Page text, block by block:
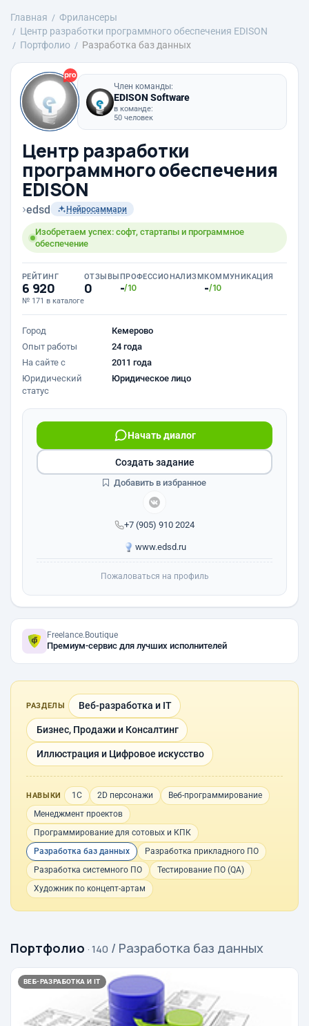
Главная
Фрилансеры
Центр разработки программного обеспечения EDISON
Портфолио
Разработка баз данных
Член команды:
EDISON Software
в команде:
50 человек
Центр разработки
программного обеспечения
EDISON
›edsd Нейросаммари
Изобретаем успех: софт, стартапы и программное
обеспечение
РЕЙТИНГ
6 920
№ 171 в каталоге
ОТЗЫВЫ
0
ПРОФЕССИОНАЛИЗМ
-/10
КОММУНИКАЦИЯ
-/10
Город
Кемерово
Опыт работы
24 года
На сайте с
2011 года
Юридический
статус
Юридическое лицо
+7 (905) 910 2024
Начать диалог
www.edsd.ru
Создать задание
Добавить в избранное
Пожаловаться на профиль
Freelance.Boutique
Премиум-сервис для лучших исполнителей
РАЗДЕЛЫ Веб-разработка и IT
Бизнес, Продажи и Консалтинг
Иллюстрация и Цифровое искусство
НАВЫКИ 1С 2D персонажи
Веб-программирование
Менеджмент проектов
Программирование для сотовых и КПК
Разработка баз данных
Разработка прикладного ПО
Разработка системного ПО
Тестирование ПО (QA)
Художник по концепт-артам
Портфолио · 140 / Разработка баз данных
ВЕБ-РАЗРАБОТКА И IT